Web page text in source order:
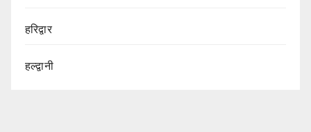
हरिद्वार
हल्द्वानी